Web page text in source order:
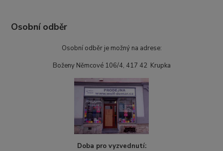
Osobní odběr
Osobní odběr je možný na adrese:
Boženy Němcové 106/4, 417 42 Krupka
Doba pro vyzvednutí: